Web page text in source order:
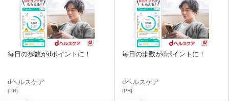
毎日の歩数がdポイントに！
dヘルスケア
[PR]
毎日の歩数がdポイントに！
dヘルスケア
[PR]